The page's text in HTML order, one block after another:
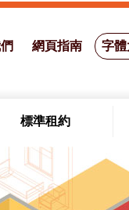
網頁指南 字體
標準租約